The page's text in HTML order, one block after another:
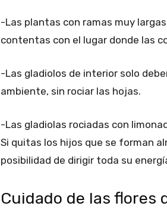
-Las plantas con ramas muy
contentas con el lugar donde las
-Las gladiolos de interior solo
ambiente, sin rociar las hojas.
-Las gladiolas rociadas con
Si quitas los hijos que se forman
posibilidad de dirigir toda su
Cuidado de las flores